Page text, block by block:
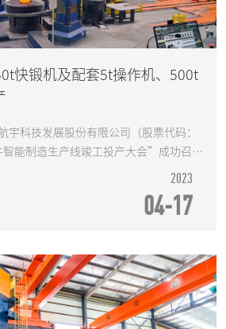
快锻机及配套5t操作机、500t
宇科技发展股份有限公司（股票代码：
能制造生产线竣工投产大会”成功召
2023
04-17